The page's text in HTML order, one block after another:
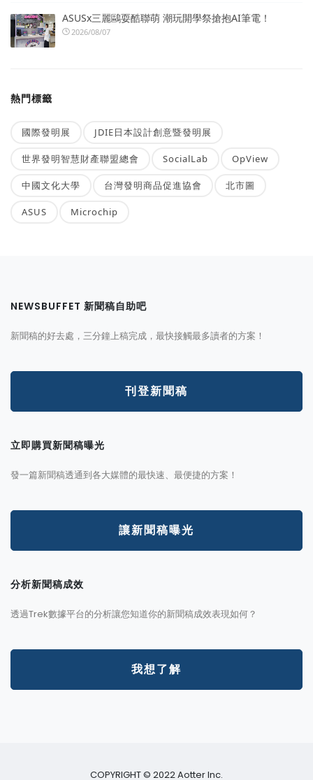
ASUSx三麗鷗耍酷聯萌 潮玩開學祭搶抱AI筆電！
2026/08/07
熱門標籤
國際發明展 JDIE日本設計創意暨發明展
世界發明智慧財產聯盟總會 SocialLab OpView
中國文化大學 台灣發明商品促進協會 北市圖
ASUS Microchip
NEWSBUFFET 新聞稿自助吧
新聞稿的好去處，三分鐘上稿完成，最快接觸最多讀者的方案！
刊登新聞稿
立即購買新聞稿曝光
發一篇新聞稿透通到各大媒體的最快速、最便捷的方案！
讓新聞稿曝光
分析新聞稿成效
透過Trek數據平台的分析讓您知道你的新聞稿成效表現如何？
我想了解
COPYRIGHT © 2022 Aotter Inc.